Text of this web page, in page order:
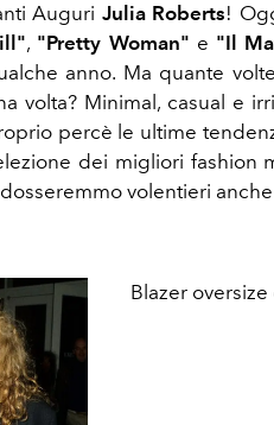
Auguri Julia Roberts!
, "Pretty Woman" e "Il
anno. Ma quante
volta? Minimal, casual e
percè le ultime
dei migliori fashion
volentieri
Blazer